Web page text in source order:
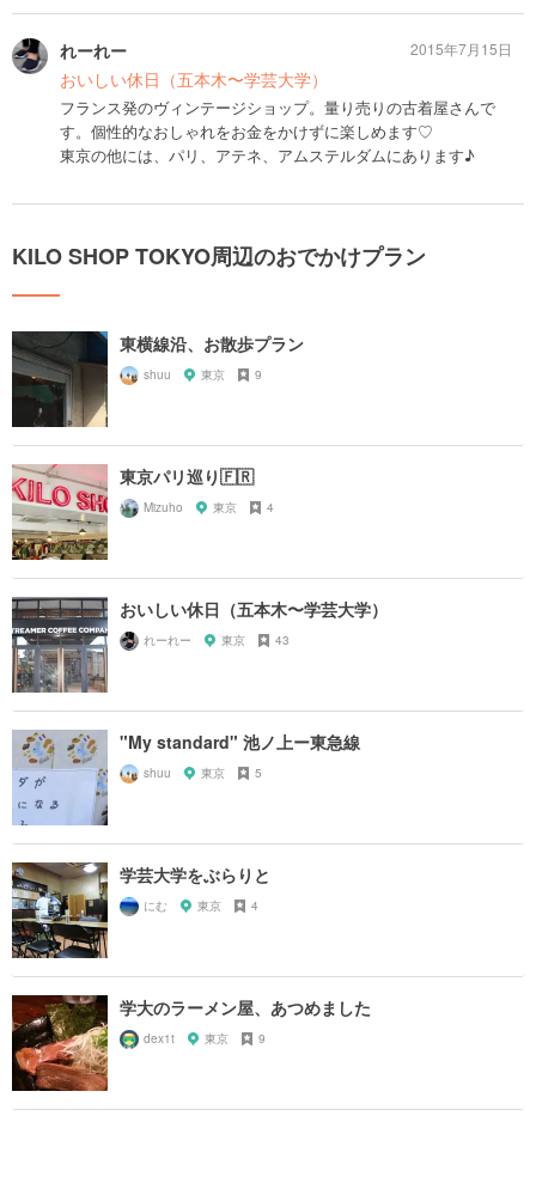
れーれー
おいしい休日（五本木〜学芸大学）
フランス発のヴィンテージショップ。量り売りの古着屋さんで
す。個性的なおしゃれをお金をかけずに楽しめます♡
東京の他には、パリ、アテネ、アムステルダムにあります♪
2015年7月15日
KILO SHOP TOKYO周辺のおでかけプラン
東横線沿、お散歩プラン
shuu 東京 9
東京パリ巡り🇫🇷
Mizuho 東京 4
おいしい休日（五本木〜学芸大学）
れーれー 東京 43
"My standard" 池ノ上ー東急線
shuu 東京 5
学芸大学をぶらりと
にむ 東京 4
学大のラーメン屋、あつめました
dex1t 東京 9